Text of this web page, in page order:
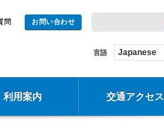
問 お問い合わせ
言語 Japanese
利用案内 交通アクセス